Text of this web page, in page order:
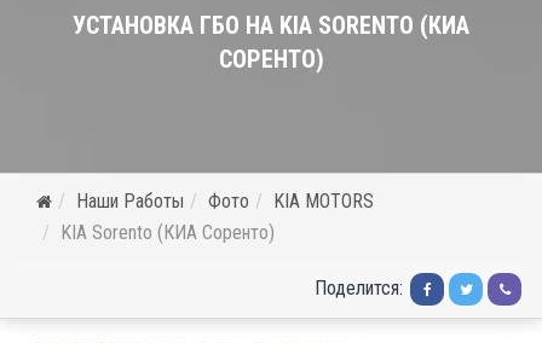
УСТАНОВКА ГБО НА KIA SORENTO (КИА
СОРЕНТО)
Наши Работы Фото
KIA MOTORS
KIA Sorento (КИА Соренто)
Поделится: